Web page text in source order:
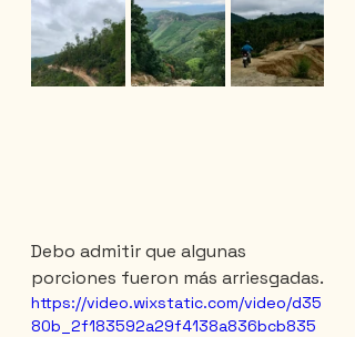
Debo admitir que algunas
porciones fueron más arriesgadas.
https://video.wixstatic.com/video/d35
80b_2f183592a29f4138a836bcb835